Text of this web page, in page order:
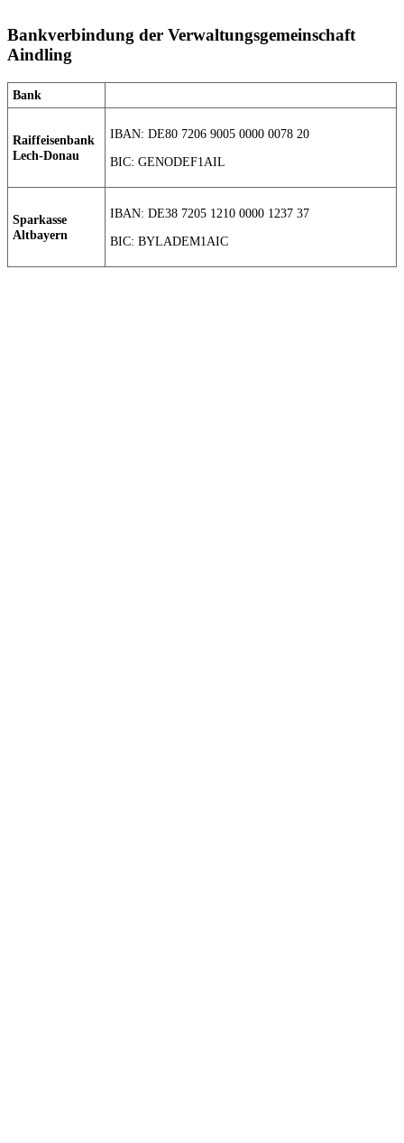
Bankverbindung der Verwaltungsgemeinschaft
Aindling
Bank
Raiffeisenbank
Lech-Donau
IBAN: DE80 7206 9005 0000 0078 20
BIC: GENODEF1AIL
Sparkasse
Altbayern
IBAN: DE38 7205 1210 0000 1237 37
BIC: BYLADEM1AIC